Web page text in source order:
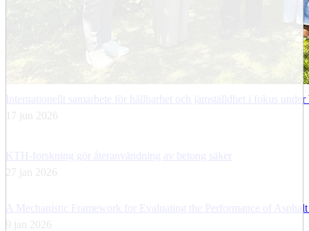
Internationellt samarbete för hållbarhet och jämställdhet i fokus
17 jun 2026
KTH-forskning gör återanvändning av betong säker
27 jan 2026
A Mechanistic Framework for Evaluating the Performance of
9 jan 2026